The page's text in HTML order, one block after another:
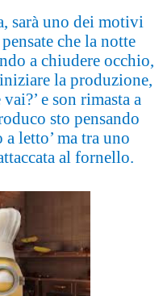
sarà uno dei motivi
che la notte
a chiudere occhio,
la produzione,
e son rimasta a
sto pensando
a letto’ ma tra uno
al fornello.